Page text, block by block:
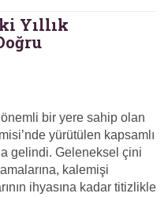
Yıllık
bir yere sahip olan
yürütülen kapsamlı
gelindi. Geleneksel çini
kalemişi
ihyasına kadar titizlikle